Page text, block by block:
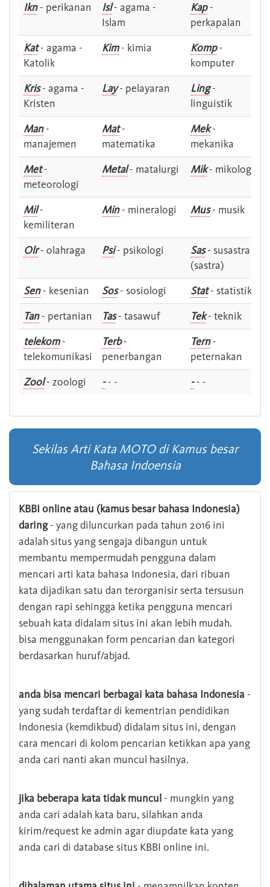
Ikn- perikanan Isl- agama -
Islam
Kap-
perkapalan
Kat- agama -
Katolik
Kim- kimia Komp-
komputer
Kris- agama -
Kristen
Lay- pelayaran Ling-
linguistik
Man-
manajemen
Mat-
matematika
Mek-
mekanika
Met-
meteorologi
Metal- matalurgi Mik- mikologi
Mil-
kemiliteran
Min- mineralogi Mus- musik
Olr- olahraga Psi- psikologi Sas- susastra -
(sastra)
Sen- kesenian Sos- sosiologi Stat- statistik
Tan- pertanian Tas- tasawuf Tek- teknik
telekom-
telekomunikasi
Terb-
penerbangan
Tern-
peternakan
Zool- zoologi -- - -- -
Sekilas Arti Kata MOTO di Kamus besar
Bahasa Indoensia
KBBI online atau (kamus besar bahasa Indonesia)
daring- yang diluncurkan pada tahun 2016 ini
adalah situs yang sengaja dibangun untuk
membantu mempermudah pengguna dalam
mencari arti kata bahasa Indonesia, dari ribuan
kata dijadikan satu dan terorganisir serta tersusun
dengan rapi sehingga ketika pengguna mencari
sebuah kata didalam situs ini akan lebih mudah.
bisa menggunakan form pencarian dan kategori
berdasarkan huruf/abjad.
anda bisa mencari berbagai kata bahasa Indonesia -
yang sudah terdaftar di kementrian pendidikan
Indonesia (kemdikbud) didalam situs ini, dengan
cara mencari di kolom pencarian ketikkan apa yang
anda cari nanti akan muncul hasilnya.
jika beberapa kata tidak muncul - mungkin yang
anda cari adalah kata baru, silahkan anda
kirim/request ke admin agar diupdate kata yang
anda cari di database situs KBBI online ini.